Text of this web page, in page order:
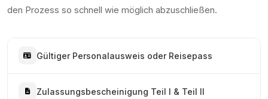
den Prozess so schnell wie möglich abzuschließen.
Gültiger Personalausweis oder Reisepass
Zulassungsbescheinigung Teil I & Teil II